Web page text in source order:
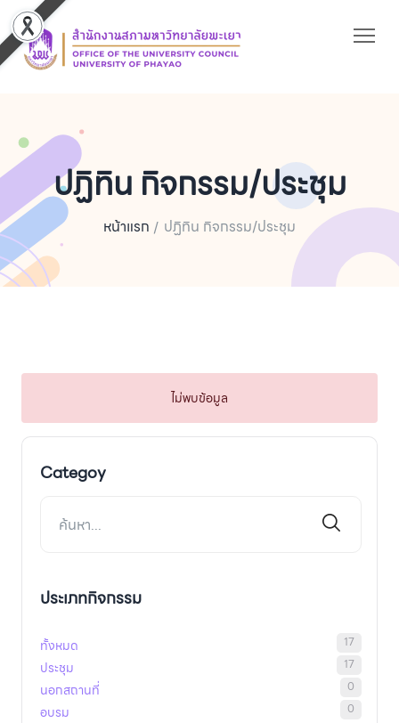
ปฏิทิน กิจกรรม/ประชุม
หน้าแรก ปฏิทิน กิจกรรม/ประชุม
ไม่พบข้อมูล
Categoy
ประเภทกิจกรรม
ทั้งหมด 17
ประชุม 17
นอกสถานที่ 0
อบรม 0